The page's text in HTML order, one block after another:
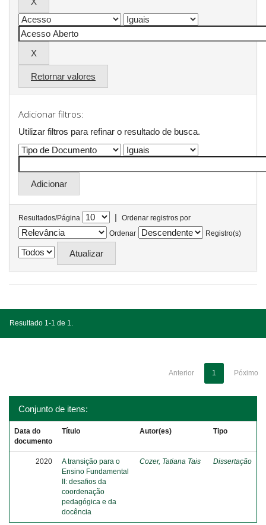
Retornar valores
Adicionar filtros:
Utilizar filtros para refinar o resultado de busca.
Resultados/Página |
Ordenar registros por
Ordenar
Registro(s)
Resultado 1-1 de 1.
Anterior 1 Póximo
Conjunto de itens:
Data do
documento
Título Autor(es) Tipo
2020
A transição para o
Ensino Fundamental
II: desafios da
coordenação
pedagógica e da
docência
Cozer, Tatiana Tais Dissertação